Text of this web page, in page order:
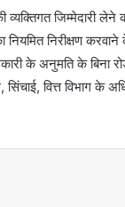
व्यक्तिगत जिम्मेदारी
निरीक्षण
के अनुमति के बिना
वित्त विभाग के